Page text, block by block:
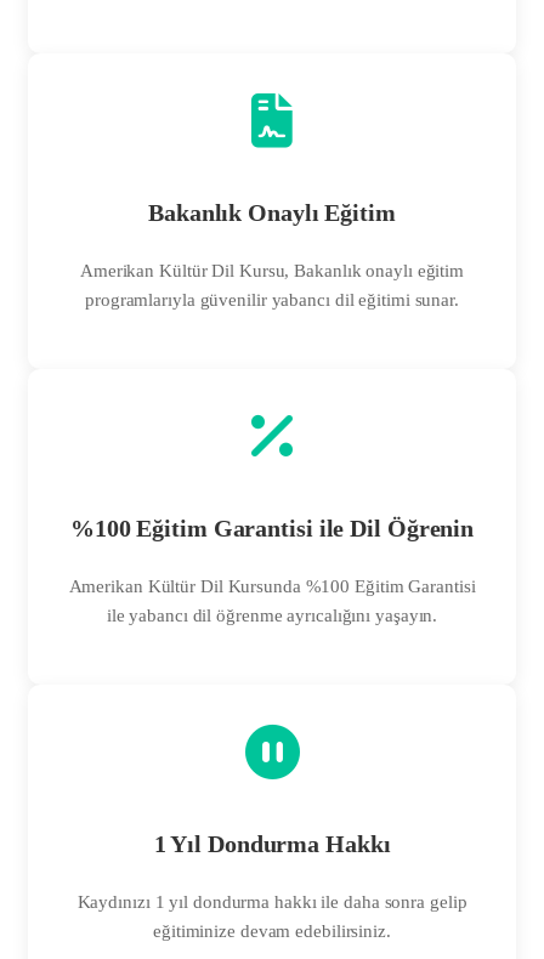
Bakanlık Onaylı Eğitim
Amerikan Kültür Dil Kursu, Bakanlık onaylı eğitim
programlarıyla güvenilir yabancı dil eğitimi sunar.
%100 Eğitim Garantisi ile Dil Öğrenin
Amerikan Kültür Dil Kursunda %100 Eğitim Garantisi
ile yabancı dil öğrenme ayrıcalığını yaşayın.
1 Yıl Dondurma Hakkı
Kaydınızı 1 yıl dondurma hakkı ile daha sonra gelip
eğitiminize devam edebilirsiniz.